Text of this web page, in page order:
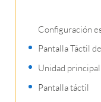
Configuración
Pantalla Táctil
Unidad
Pantalla táctil